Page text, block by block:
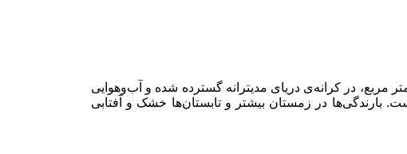
به یک میلیون نفر، یکی از بزرگ‌ترین شهرهای جنوبی اسپانیاست. این شهر با مساحتی حدود ۳۹۸ کیلومتر مربع، در کرانه‌ی دریای مدیترانه گسترده شده و آب‌وهوایی
دارد. میانگین دمای سالانه بین ۷ تا ۳۱ درجه سانتی‌گراد متغیر است. بارندگی‌ها در زمستان بیشتر و تابستان‌ها خشک و آفتابی